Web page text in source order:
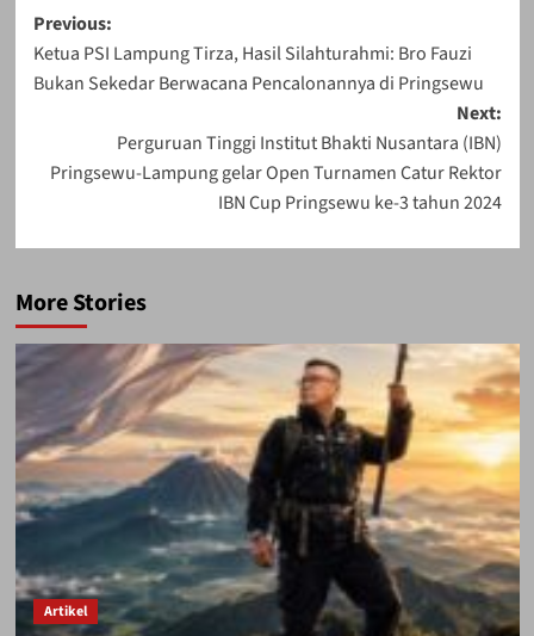
Post
navigation
Previous:
Ketua PSI Lampung Tirza, Hasil Silahturahmi: Bro Fauzi
Bukan Sekedar Berwacana Pencalonannya di Pringsewu
Next:
Perguruan Tinggi Institut Bhakti Nusantara (IBN)
Pringsewu-Lampung gelar Open Turnamen Catur Rektor
IBN Cup Pringsewu ke-3 tahun 2024
More Stories
Artikel